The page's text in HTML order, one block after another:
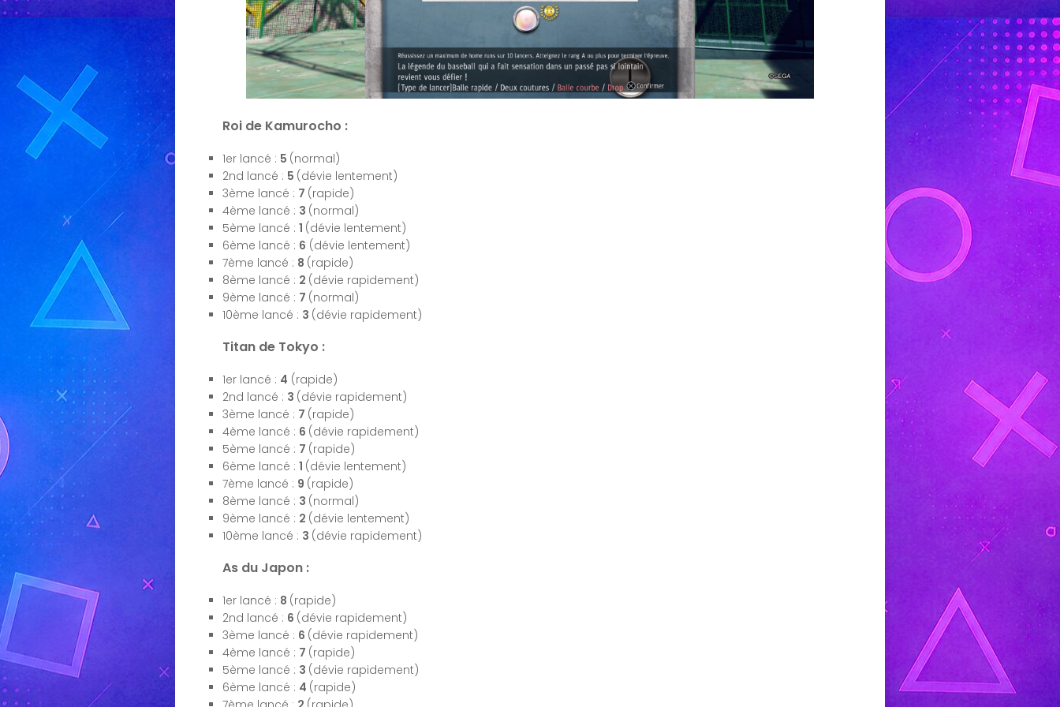
Roi de Kamurocho :
1er lancé : 5 (normal)
2nd lancé : 5 (dévie lentement)
3ème lancé : 7 (rapide)
4ème lancé : 3 (normal)
5ème lancé : 1 (dévie lentement)
6ème lancé : 6 (dévie lentement)
7ème lancé : 8 (rapide)
8ème lancé : 2 (dévie rapidement)
9ème lancé : 7 (normal)
10ème lancé : 3 (dévie rapidement)
Titan de Tokyo :
1er lancé : 4 (rapide)
2nd lancé : 3 (dévie rapidement)
3ème lancé : 7 (rapide)
4ème lancé : 6 (dévie rapidement)
5ème lancé : 7 (rapide)
6ème lancé : 1 (dévie lentement)
7ème lancé : 9 (rapide)
8ème lancé : 3 (normal)
9ème lancé : 2 (dévie lentement)
10ème lancé : 3 (dévie rapidement)
As du Japon :
1er lancé : 8 (rapide)
2nd lancé : 6 (dévie rapidement)
3ème lancé : 6 (dévie rapidement)
4ème lancé : 7 (rapide)
5ème lancé : 3 (dévie rapidement)
6ème lancé : 4 (rapide)